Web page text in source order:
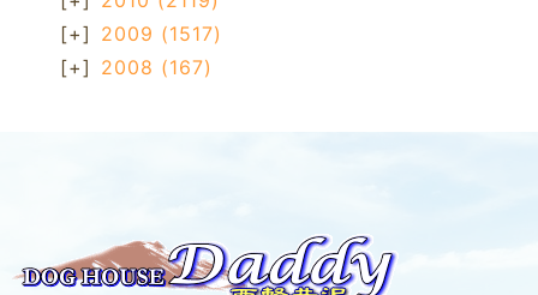
[+] 2009 (1517)
[+] 2008 (167)